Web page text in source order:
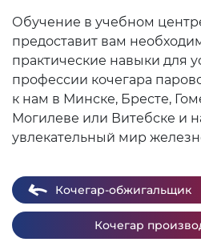
Обучение в учебном
предоставит вам
практические навыки для
профессии кочегара
к нам в Минске, Бресте,
Могилеве или Витебске и
увлекательный мир
Кочегар-обжигальщик
Кочегар